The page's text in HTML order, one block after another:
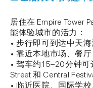
居住在 Empire Tower
能体验城市的活力：
• 步行即可到达中天
• 靠近本地市场、餐
• 驾车约15–20分钟
Street 和 Central
• 临近医院、国际学